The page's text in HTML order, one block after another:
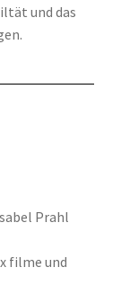
und das
Prahl
filme und